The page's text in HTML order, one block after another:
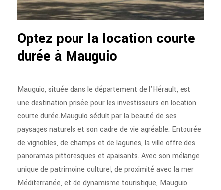
Optez pour la location courte
durée à Mauguio
Mauguio, située dans le département de l’Hérault, est
une destination prisée pour les investisseurs en location
courte durée.Mauguio séduit par la beauté de ses
paysages naturels et son cadre de vie agréable. Entourée
de vignobles, de champs et de lagunes, la ville offre des
panoramas pittoresques et apaisants. Avec son mélange
unique de patrimoine culturel, de proximité avec la mer
Méditerranée, et de dynamisme touristique, Mauguio